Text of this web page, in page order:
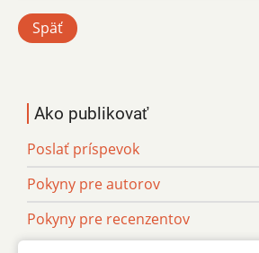
Späť
Ako publikovať
Poslať príspevok
Pokyny pre autorov
Pokyny pre recenzentov